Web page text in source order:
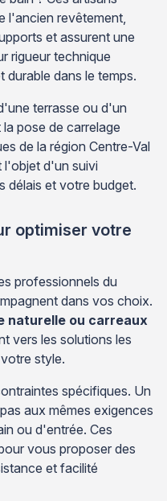
l'ancien revêtement,
et assurent une
rigueur technique
durable dans le temps.
terrasse ou d'un
pose de carrelage
de la région Centre-Val
l'objet d'un suivi
délais et votre budget.
optimiser votre
professionnels du
dans vos choix.
naturelle ou carreaux
vers les solutions les
style.
spécifiques. Un
aux mêmes exigences
ou d'entrée. Ces
vous proposer des
et facilité